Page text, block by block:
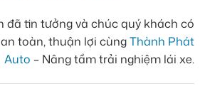
đã tin tưởng và chúc quý khách có
toàn, thuận lợi cùngThành Phát
Auto – Nâng tầm trải nghiệm lái xe.